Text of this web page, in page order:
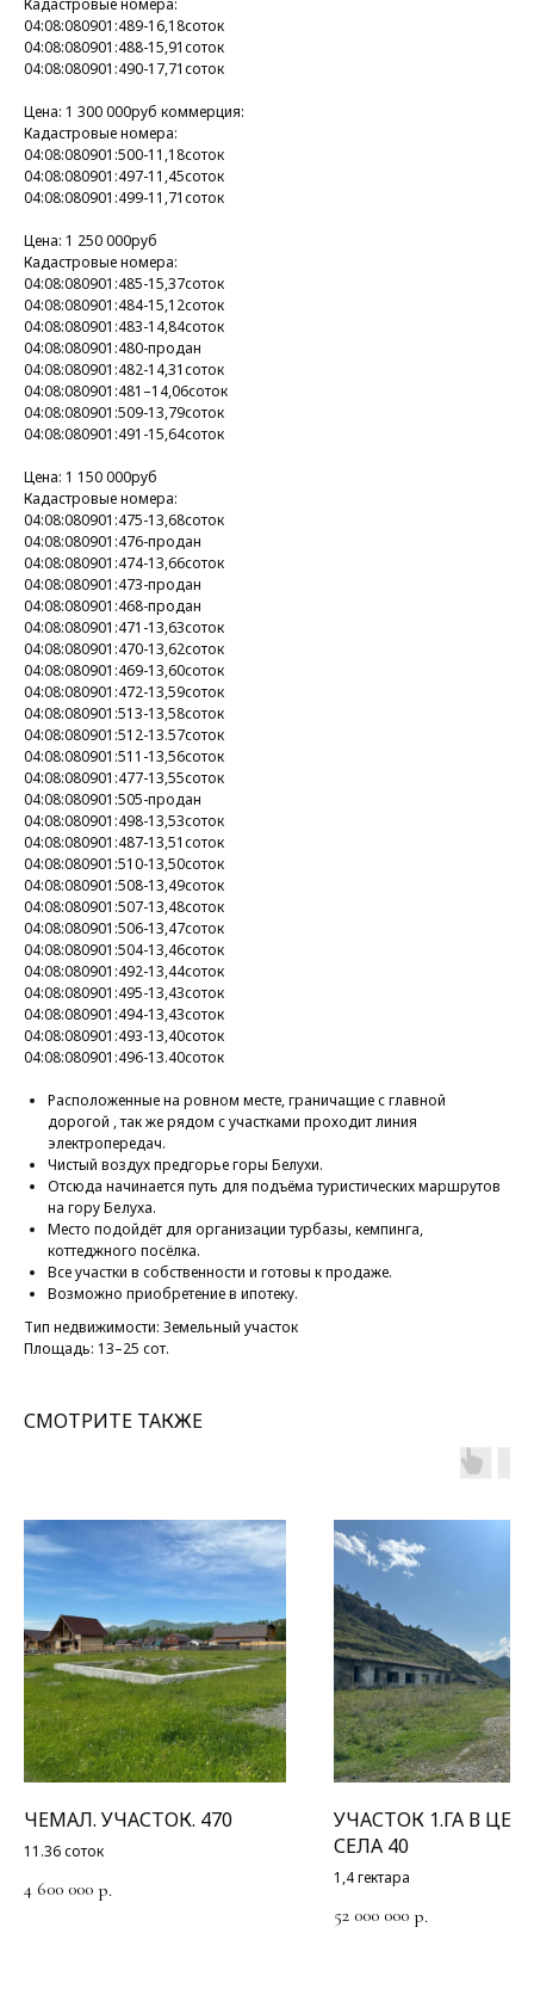
Кадастровые номера:
04:08:080901:489-16,18соток
04:08:080901:488-15,91соток
04:08:080901:490-17,71соток
Цена: 1 300 000руб коммерция:
Кадастровые номера:
04:08:080901:500-11,18соток
04:08:080901:497-11,45соток
04:08:080901:499-11,71соток
Цена: 1 250 000руб
Кадастровые номера:
04:08:080901:485-15,37соток
04:08:080901:484-15,12соток
04:08:080901:483-14,84соток
04:08:080901:480-продан
04:08:080901:482-14,31соток
04:08:080901:481–14,06соток
04:08:080901:509-13,79соток
04:08:080901:491-15,64соток
Цена: 1 150 000руб
Кадастровые номера:
04:08:080901:475-13,68соток
04:08:080901:476-продан
04:08:080901:474-13,66соток
04:08:080901:473-продан
04:08:080901:468-продан
04:08:080901:471-13,63соток
04:08:080901:470-13,62соток
04:08:080901:469-13,60соток
04:08:080901:472-13,59соток
04:08:080901:513-13,58соток
04:08:080901:512-13.57соток
04:08:080901:511-13,56соток
04:08:080901:477-13,55соток
04:08:080901:505-продан
04:08:080901:498-13,53соток
04:08:080901:487-13,51соток
04:08:080901:510-13,50соток
04:08:080901:508-13,49соток
04:08:080901:507-13,48соток
04:08:080901:506-13,47соток
04:08:080901:504-13,46соток
04:08:080901:492-13,44соток
04:08:080901:495-13,43соток
04:08:080901:494-13,43соток
04:08:080901:493-13,40соток
04:08:080901:496-13.40соток
Расположенные нa ровном месте, граничащие с главной
дорогой , так же рядом с участками проходит линия
электропередач.
Чистый воздух предгорье горы Белуxи.
Отсюда начинается путь для подъёма туристических маршрутов
на гору Бeлуха.
Место подойдёт для организации турбазы, кемпинга,
коттеджного посёлка.
Все участки в собственности и готовы к продаже.
Возможно приобретение в ипотеку.
Тип недвижимости: Земельный участок
Площадь: 13–25 сот.
СМОТРИТЕ ТАКЖЕ
ЧЕМАЛ. УЧАСТОК. 470
11.36 соток
4 600 000 р.
УЧАСТОК 1.ГА В
СЕЛА 40
1,4 гектара
52 000 000 р.